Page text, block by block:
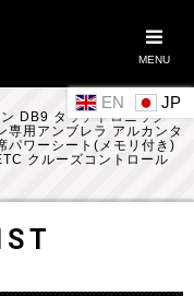
MENU
EN
ン DB9 タッチトロニック
専用アンブレラ アルカンタ
パワーシート(メモリ付き)
クルーズコントロール